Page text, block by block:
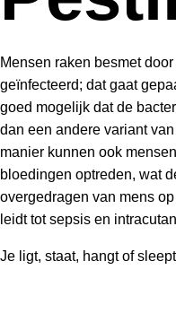
Mensen raken besmet
geïnfecteerd; dat gaat
goed mogelijk dat de
dan een andere variant
manier kunnen ook
bloedingen optreden, wat
overgedragen van mens
leidt tot sepsis en
Je ligt, staat, hangt of